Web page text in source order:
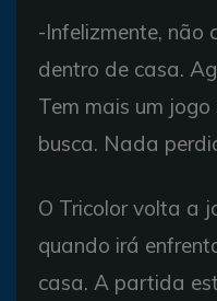
-Infelizmente, não
dentro de casa.
Tem mais um
busca. Nada
O Tricolor volta a
quando irá
casa. A partida